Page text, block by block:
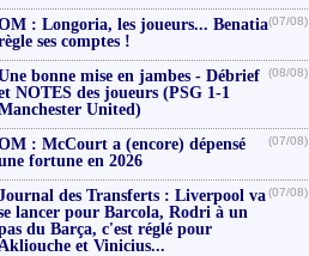
: Longoria, les joueurs... Benatia
ses comptes !
(07/08)
bonne mise en jambes - Débrief
NOTES des joueurs (PSG 1-1
United)
(08/08)
: McCourt a (encore) dépensé
fortune en 2026
(07/08)
des Transferts : Liverpool va
lancer pour Barcola, Rodri à un
du Barça, c'est réglé pour
et Vinicius...
(07/08)